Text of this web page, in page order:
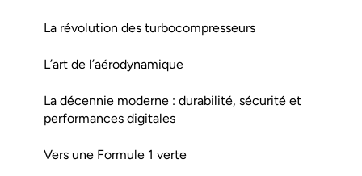
La révolution des turbocompresseurs
L’art de l’aérodynamique
La décennie moderne : durabilité, sécurité et
performances digitales
Vers une Formule 1 verte